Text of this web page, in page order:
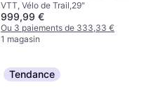
Haze 2025
VTT, Vélo de Trail,29"
999,99 €
Ou 3 paiements de 333,33 €
1 magasin
Tendance